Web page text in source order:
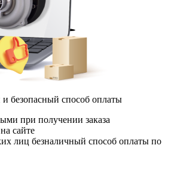
безопасный способ оплаты
при получении заказа
сайте
лиц безналичный способ оплаты по